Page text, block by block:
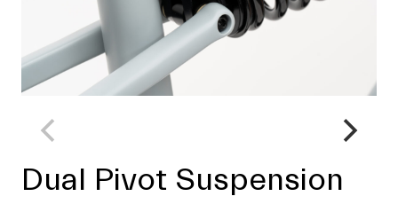
Dual Pivot Suspension